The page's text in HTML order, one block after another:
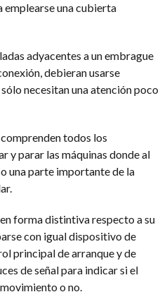
una cubierta
adyacentes a un embrague
debieran usarse
necesitan una atención poco
todos los
y parar las máquinas donde al
una parte importante de la
forma distintiva respecto a su
con igual dispositivo de
principal de arranque y de
de señal para indicar si el
o no.